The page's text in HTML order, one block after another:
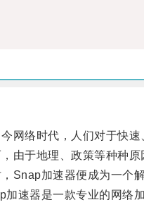
络时代，人们对于快速
于地理、政策等种种原
加速器便成为一个解
器是一款专业的网络加